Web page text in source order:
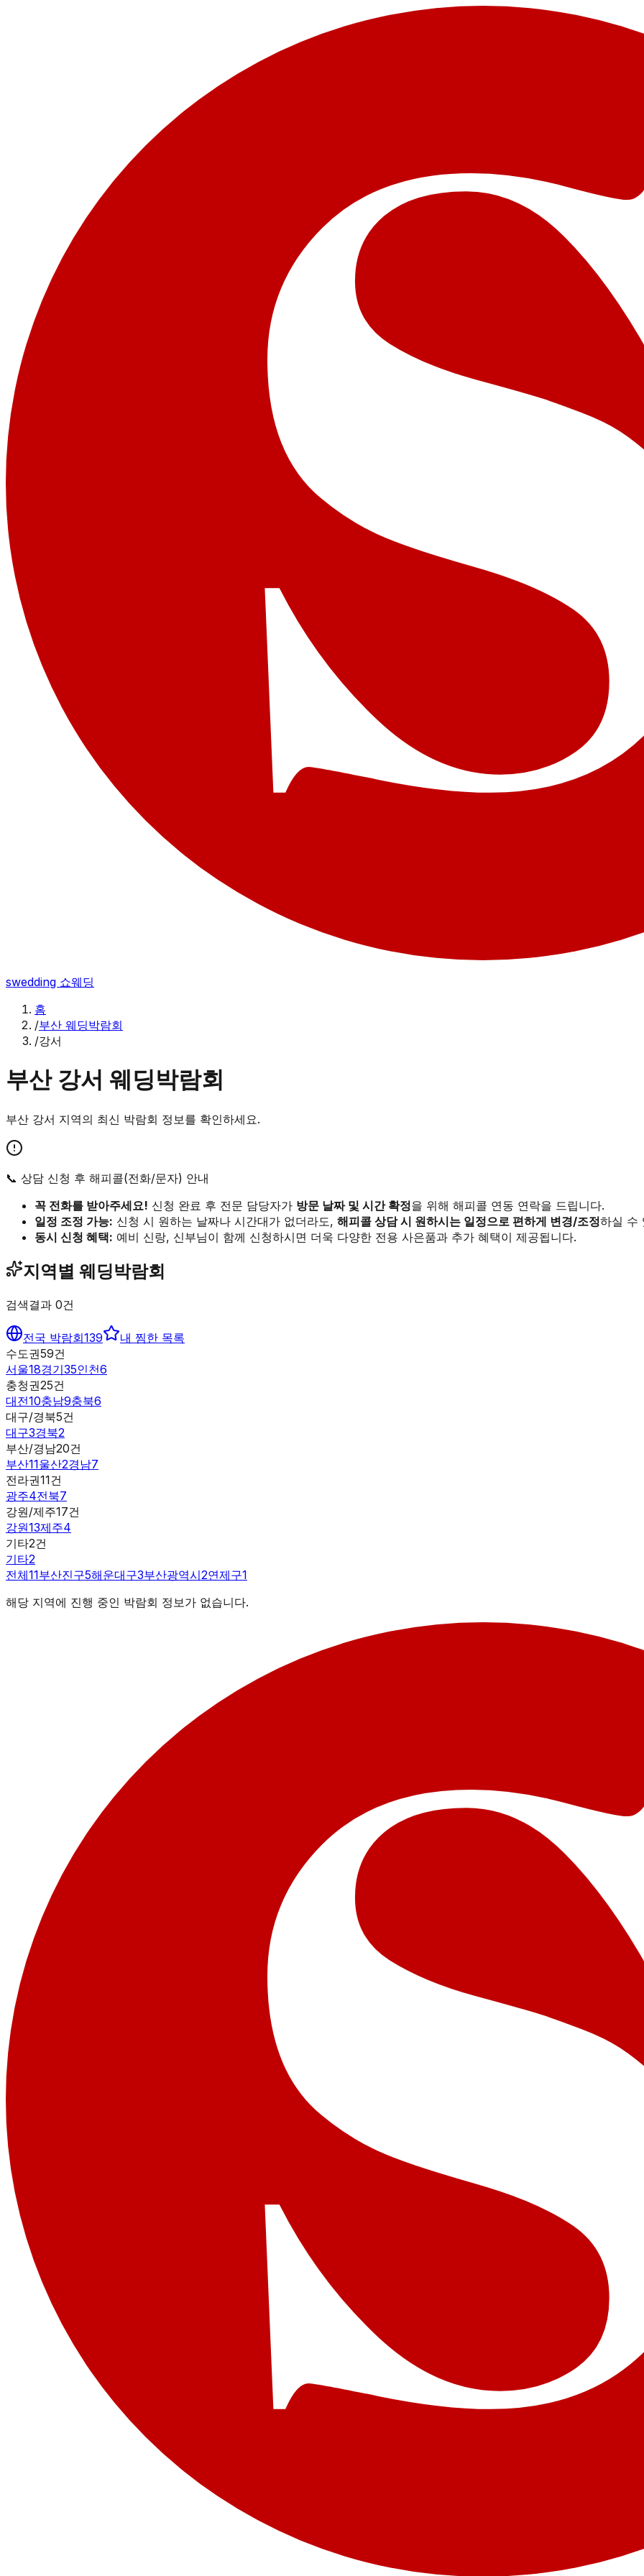
swedding 쇼웨딩
홈
/부산 웨딩박람회
/강서
부산 강서 웨딩박람회
부산 강서 지역의 최신 박람회 정보를 확인하세요.
📞 상담 신청 후 해피콜(전화/문자) 안내
꼭 전화를 받아주세요! 신청 완료 후 전문 담당자가 방문 날짜 및 시간 확정을 위해 해피콜 연동 연락을 드립니다.
일정 조정 가능: 신청 시 원하는 날짜나 시간대가 없더라도, 해피콜 상담 시 원하시는 일정으로 편하게 변경/조정하실 수
동시 신청 혜택: 예비 신랑, 신부님이 함께 신청하시면 더욱 다양한 전용 사은품과 추가 혜택이 제공됩니다.
지역별 웨딩박람회
검색결과 0건
전국 박람회139
내 찜한 목록
수도권59건
서울18경기35인천6
충청권25건
대전10충남9충북6
대구/경북5건
대구3경북2
부산/경남20건
부산11울산2경남7
전라권11건
광주4전북7
강원/제주17건
강원13제주4
기타2건
기타2
전체11부산진구5해운대구3부산광역시2연제구1
해당 지역에 진행 중인 박람회 정보가 없습니다.